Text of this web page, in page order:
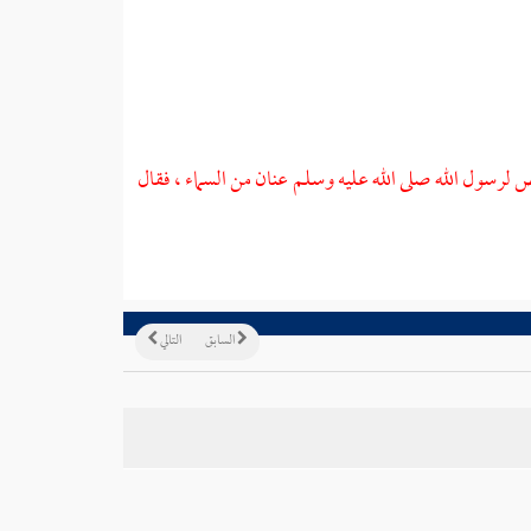
الله صلى الله عليه وسلم عنان من السماء ، فقال
التالي السابق